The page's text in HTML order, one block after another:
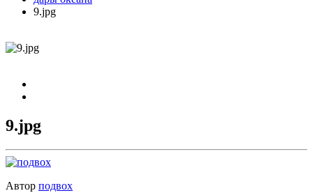
9.jpg
9.jpg
Автор подвох